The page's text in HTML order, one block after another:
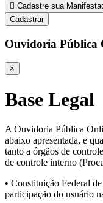
Cadastre sua
Cadastrar
Ouvidoria Pública
×
Base Legal
A Ouvidoria Pública
abaixo apresentada, e
tanto a órgãos de
de controle interno
• Constituição Federal
participação do usuário